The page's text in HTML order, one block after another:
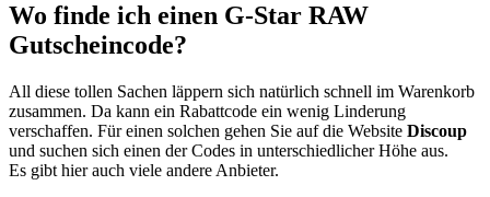
Wo finde ich einen G-Star RAW
Gutscheincode?
All diese tollen Sachen läppern sich natürlich schnell im Warenkorb
zusammen. Da kann ein Rabattcode ein wenig Linderung
verschaffen. Für einen solchen gehen Sie auf die Website Discoup
und suchen sich einen der Codes in unterschiedlicher Höhe aus.
Es gibt hier auch viele andere Anbieter.